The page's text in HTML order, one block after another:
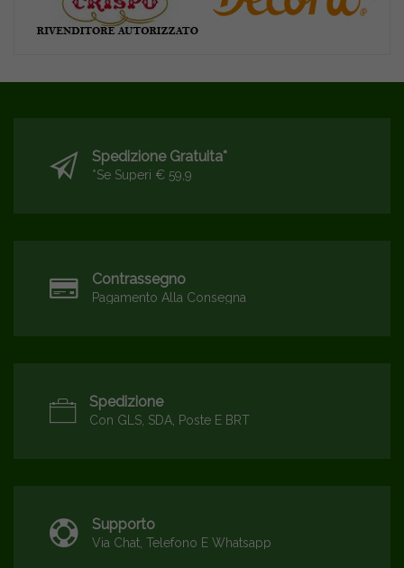
Spedizione Gratuita*
*se Superi € 59,9
Contrassegno
Pagamento Alla Consegna
Spedizione
Con GLS, SDA, Poste E BRT
Supporto
Via Chat, Telefono E Whatsapp